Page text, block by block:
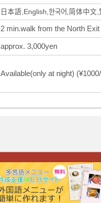
日本語,English,한국어,简体中文,
2 min.walk from the North
approx. 3,000yen
Available(only at night)